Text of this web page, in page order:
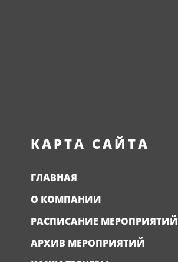
КАРТА САЙТА
ГЛАВНАЯ
О КОМПАНИИ
РАСПИСАНИЕ МЕРОПРИЯТИЙ
АРХИВ МЕРОПРИЯТИЙ